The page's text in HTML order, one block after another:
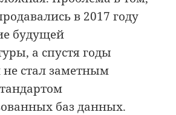
в 2017 году
будущей
а спустя годы
не стал заметным
баз данных.